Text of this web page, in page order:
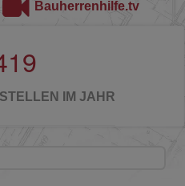
Bauherrenhilfe.tv
19
IM JAHR